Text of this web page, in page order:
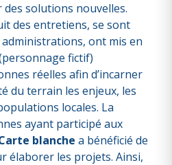
solutions nouvelles.
des entretiens, se sont
ont mis en
fictif)
réelles afin d’incarner
du terrain les enjeux, les
locales. La
ayant participé aux
blanche a bénéficié de
élaborer les projets. Ainsi,